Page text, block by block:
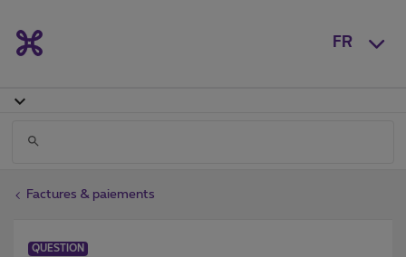
FR
Factures & paiements
QUESTION